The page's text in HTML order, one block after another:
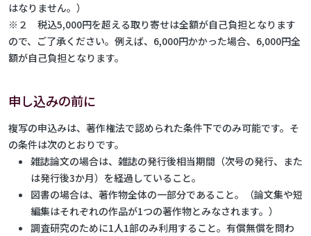
はなりません。）
※２ 税込5,000円を超える取り寄せは全額が自己負担となります
ので、ご了承ください。例えば、6,000円かかった場合、6,000円全
額が自己負担となります。
申し込みの前に
複写の申込みは、著作権法で認められた条件下でのみ可能です。そ
の条件は次のとおりです。
雑誌論文の場合は、雑誌の発行後相当期間（次号の発行、また
は発行後3か月）を経過していること。
図書の場合は、著作物全体の一部分であること。（論文集や短
編集はそれぞれの作品が1つの著作物とみなされます。）
調査研究のために1人1部のみ利用すること。有償無償を問わ